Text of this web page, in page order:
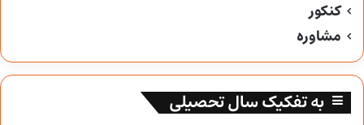
کنکور
مشاوره
به تفکیک سال تحصیلی